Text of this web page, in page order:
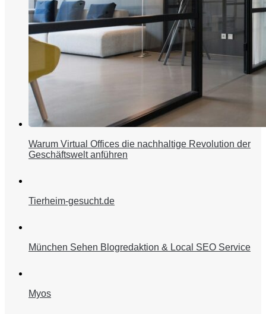
Warum Virtual Offices die nachhaltige Revolution der
Geschäftswelt anführen
Tierheim-gesucht.de
München Sehen Blogredaktion & Local SEO Service
Myos